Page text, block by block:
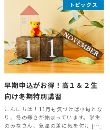
トピックス
早期申込がお得！高１＆２生
向け冬期特別講習
こんにちは！11月も気づけば中旬とな
り、冬の寒さが始まっています。学生
のみなさん、気温の差に気を付け […]